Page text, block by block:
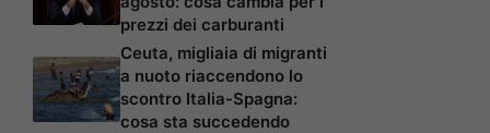
prezzi dei carburanti
Ceuta, migliaia di migranti
a nuoto riaccendono lo
scontro Italia-Spagna:
cosa sta succedendo